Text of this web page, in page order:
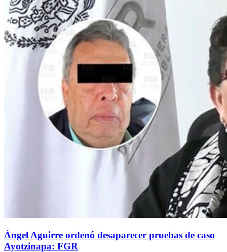
Ángel Aguirre ordenó desaparecer pruebas de caso
Ayotzinapa: FGR